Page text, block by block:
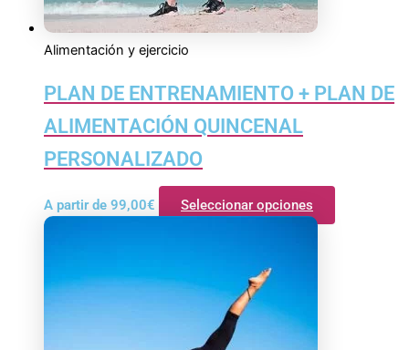
Alimentación y ejercicio
PLAN DE ENTRENAMIENTO + PLAN DE
ALIMENTACIÓN QUINCENAL
PERSONALIZADO
A partir de 99,00€ Seleccionar opciones